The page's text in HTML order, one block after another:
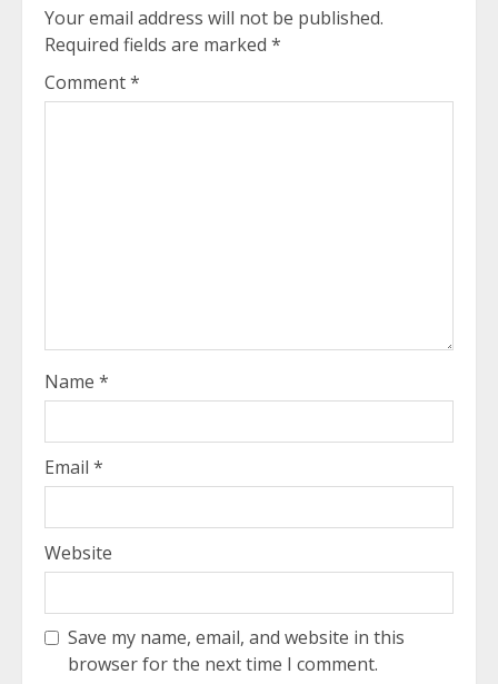
Your email address will not be published.
Required fields are marked *
Comment*
Name *
Email *
Website
Save my name, email, and website in this
browser for the next time I comment.